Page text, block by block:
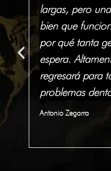
largas, pero
bien que
por qué tanta
espera.
regresará para
problemas
Antonio Zegarra